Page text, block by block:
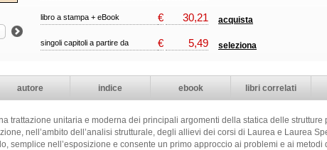
libro a stampa + eBook € 30,21 acquista
singoli capitoli a partire da € 5,49 seleziona
autore indice ebook libri correlati
trattazione unitaria e moderna dei principali argomenti della statica delle
nell’ambito dell’analisi strutturale, degli allievi dei corsi di Laurea e Laurea
semplice nell’esposizione e consente un primo approccio ai problemi e ai